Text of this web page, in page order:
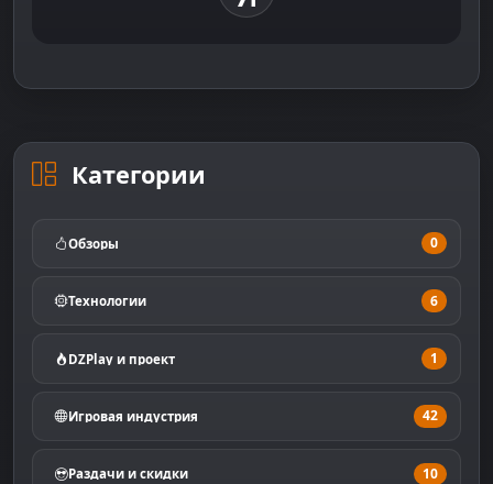
Категории
Обзоры 0
Технологии 6
DZPlay и проект 1
Игровая индустрия 42
Раздачи и скидки 10